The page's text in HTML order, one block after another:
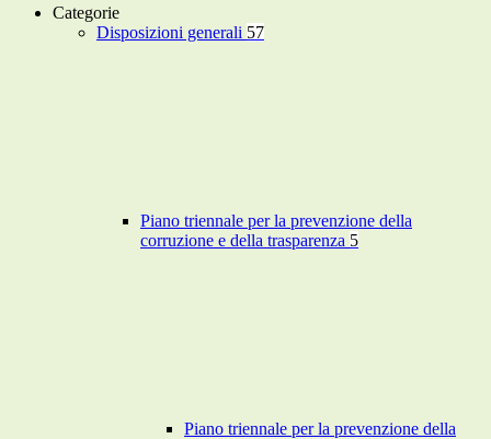
Categorie
Disposizioni generali 57
Piano triennale per la prevenzione della
corruzione e della trasparenza 5
Piano triennale per la prevenzione della